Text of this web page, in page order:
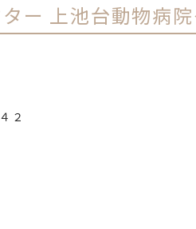
ー 上池台動物病
２